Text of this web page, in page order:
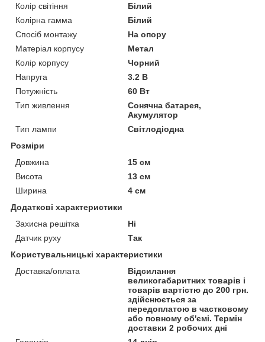
Колір світіння
Білий
Колірна гамма
Білий
Спосіб монтажу
На опору
Матеріал корпусу
Метал
Колір корпусу
Чорний
Напруга
3.2 В
Потужність
60 Вт
Тип живлення
Сонячна батарея,
Акумулятор
Тип лампи
Світлодіодна
Розміри
Довжина
15 см
Висота
13 см
Ширина
4 см
Додаткові характеристики
Захисна решітка
Ні
Датчик руху
Так
Користувальницькі характеристики
Доставка/оплата
Відсилання
великогабаритних товарів і
товарів вартістю до 200 грн.
здійснюється за
передоплатою в частковому
або повному об'ємі. Термін
доставки 2 робочих дні